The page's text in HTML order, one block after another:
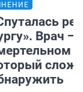
Врач —